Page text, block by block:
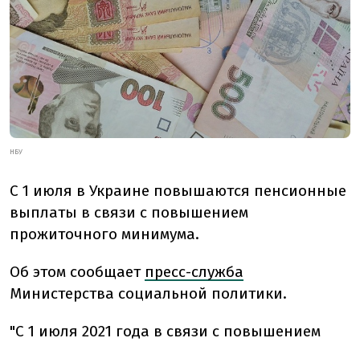
НБУ
С 1 июля в Украине повышаются пенсионные
выплаты в связи с повышением
прожиточного минимума.
Об этом сообщает пресс-служба
Министерства социальной политики.
"С 1 июля 2021 года в связи с повышением